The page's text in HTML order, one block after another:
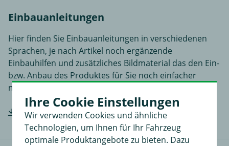
Einbauanleitungen
Hier finden Sie Einbauanleitungen in verschiedenen
Sprachen, je nach Artikel noch ergänzende
Einbauhilfen und zusätzliches Bildmaterial das den Ein-
bzw. Anbau des Produktes für Sie noch einfacher
macht.
Hersteller-Einbauanleitung downloaden
Ihre Cookie Einstellungen
Wir verwenden Cookies und ähnliche
Technologien, um Ihnen für Ihr Fahrzeug
optimale Produktangebote zu bieten. Dazu